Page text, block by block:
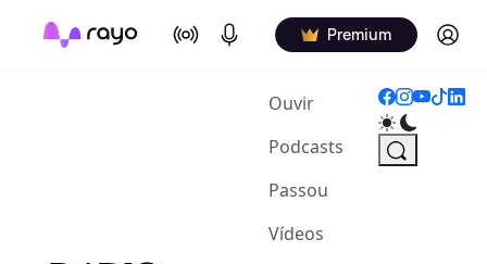
On Air Podcasts Premium Log in
Ouvir(current)
Podcasts
Passou
Vídeos